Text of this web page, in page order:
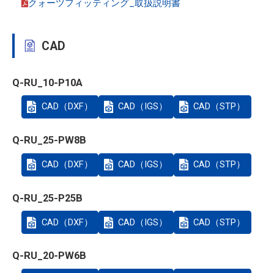
クォーツフィッティング_取扱説明書
CAD
Q-RU_10-P10A
CAD（DXF） CAD（IGS） CAD（STP）
Q-RU_25-PW8B
CAD（DXF） CAD（IGS） CAD（STP）
Q-RU_25-P25B
CAD（DXF） CAD（IGS） CAD（STP）
Q-RU_20-PW6B